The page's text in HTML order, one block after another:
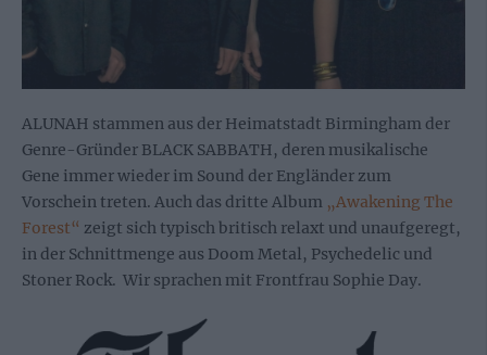
ALUNAH stammen aus der Heimatstadt Birmingham der
Genre-Gründer BLACK SABBATH, deren musikalische
Gene immer wieder im Sound der Engländer zum
Vorschein treten. Auch das dritte Album „Awakening The
Forest“ zeigt sich typisch britisch relaxt und unaufgeregt,
in der Schnittmenge aus Doom Metal, Psychedelic und
Stoner Rock. Wir sprachen mit Frontfrau Sophie Day.